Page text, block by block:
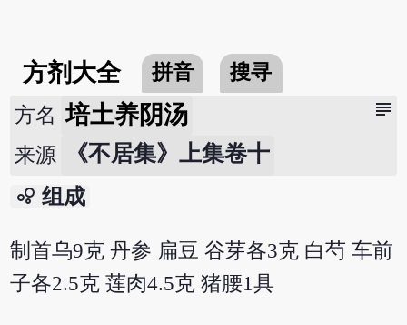
方剂大全 拼音 搜寻
subject
方名 培土养阴汤
来源 《不居集》上集卷十
bubble_chart 组成
制首乌9克 丹参 扁豆 谷芽各3克 白芍 车前
子各2.5克 莲肉4.5克 猪腰1具